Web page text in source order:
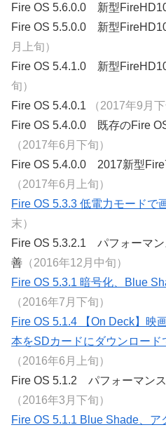
Fire OS 5.6.0.0 新型
Fire OS 5.5.0.0 新型
月上旬）
Fire OS 5.4.1.0 新型
旬）
Fire OS 5.4.0.1
（2017年9月下
Fire OS 5.4.0.0 既存のFire
（2017年6月下旬）
Fire OS 5.4.0.0 2017新型
（2017年6月上旬）
Fire OS 5.3.3 低電力モードで
末）
Fire OS 5.3.2.1 パフォーマ
善 （2016年12月中旬）
Fire OS 5.3.1 暗号化、Blue
（2016年7月下旬）
Fire OS 5.1.4 【On Deck】映
本をSDカードにダウンロード
（2016年6月上旬）
Fire OS 5.1.2 パフォーマン
（2016年3月下旬）
Fire OS 5.1.1 Blue Shade、ア